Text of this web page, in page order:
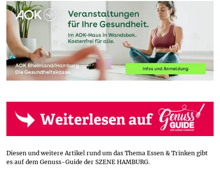
Diesen und weitere Artikel rund um das Thema Essen & Trinken gibt
es auf dem Genuss-Guide der SZENE HAMBURG.